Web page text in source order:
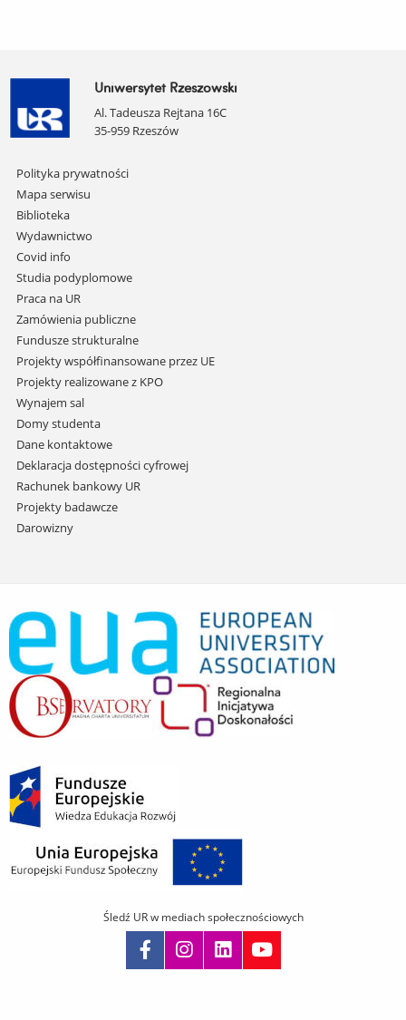
Uniwersytet Rzeszowski
Al. Tadeusza Rejtana 16C
35-959 Rzeszów
Pomiń
nawigację
i
przejdź
do
treści
Polityka prywatności
Mapa serwisu
Biblioteka
Wydawnictwo
Covid info
Studia podyplomowe
Praca na UR
Zamówienia publiczne
Fundusze strukturalne
Projekty współfinansowane przez UE
Projekty realizowane z KPO
Wynajem sal
Domy studenta
Dane kontaktowe
Deklaracja dostępności cyfrowej
Rachunek bankowy UR
Projekty badawcze
Darowizny
Śledź UR w mediach społecznościowych